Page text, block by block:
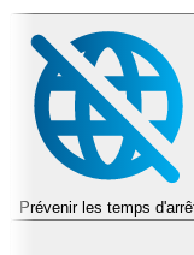
Prévenir les temps